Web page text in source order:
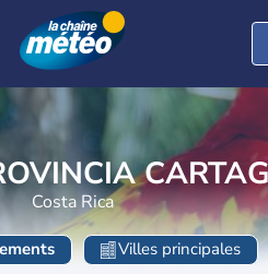
Costa Rica
Villes principales